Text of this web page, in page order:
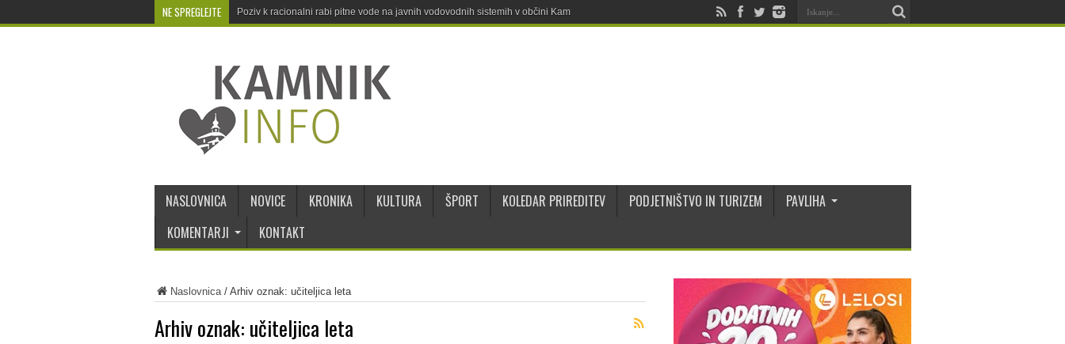
NE SPREGLEJTE Poziv k racionalni rabi pitne vode na javnih vodovodnih sistemih v občini Kamnik
NASLOVNICA NOVICE KRONIKA KULTURA ŠPORT KOLEDAR PRIREDITEV PODJETNIŠTVO IN TURIZEM
PAVLIHA
KOMENTARJI
KONTAKT
Naslovnica/ Arhiv oznak: učiteljica leta
Arhiv oznak: učiteljica leta